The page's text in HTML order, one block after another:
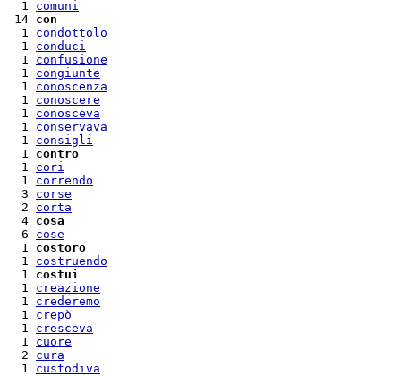
  1
comuni
14 con
  1
condottolo
  1
conduci
  1
confusione
  1
congiunte
  1
conoscenza
  1
conoscere
  1
conosceva
  1
conservava
  1
consigli
  1
contro
  1
cori
  1
correndo
  3
corse
  2
corta
  4
cosa
  6
cose
  1
costoro
  1
costruendo
  1
costui
  1
creazione
  1
crederemo
  1
crepò
  1
cresceva
  1
cuore
  2
cura
  1
custodiva